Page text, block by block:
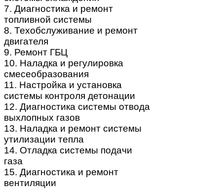
7. Диагностика и ремонт
топливной системы
8. Техобслуживание и ремонт
двигателя
9. Ремонт ГБЦ
10. Наладка и регулировка
смесеобразования
11. Настройка и установка
системы контроля детонации
12. Диагностика системы отвода
выхлопных газов
13. Наладка и ремонт системы
утилизации тепла
14. Отладка системы подачи
газа
15. Диагностика и ремонт
вентиляции